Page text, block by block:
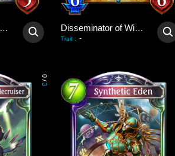
Gretina, Champion Fighter Disseminator of Wisdom
Trait : -
0
/
3